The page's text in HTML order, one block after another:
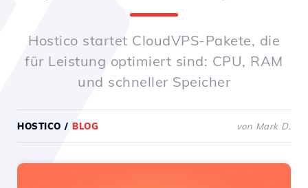
Hostico startet CloudVPS-Pakete, die
für Leistung optimiert sind: CPU, RAM
und schneller Speicher
HOSTICO / BLOG von Mark D.